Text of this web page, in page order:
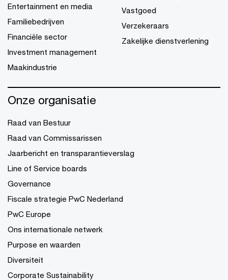
Entertainment en media
Familiebedrijven
Financiële sector
Investment management
Maakindustrie
Vastgoed
Verzekeraars
Zakelijke dienstverlening
Onze organisatie
Raad van Bestuur
Raad van Commissarissen
Jaarbericht en transparantieverslag
Line of Service boards
Governance
Fiscale strategie PwC Nederland
PwC Europe
Ons internationale netwerk
Purpose en waarden
Diversiteit
Corporate Sustainability